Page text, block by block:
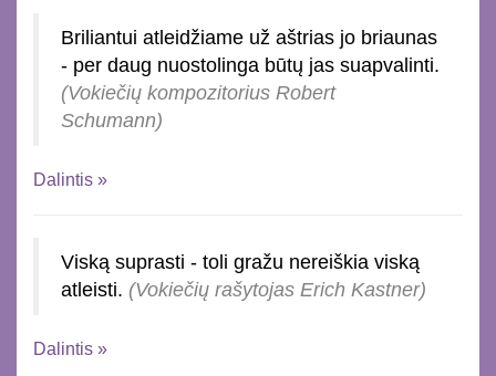
Briliantui atleidžiame už aštrias jo briaunas
- per daug nuostolinga būtų jas suapvalinti.
(Vokiečių kompozitorius Robert
Schumann)
Dalintis »
Viską suprasti - toli gražu nereiškia viską
atleisti. (Vokiečių rašytojas Erich Kastner)
Dalintis »